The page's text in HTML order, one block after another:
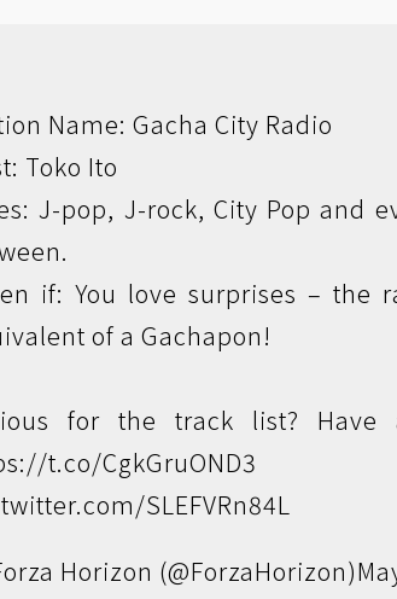
Name: Gacha City Radio
Toko Ito
J-pop, J-rock, City Pop and
if: You love surprises – the
of a Gachapon!
for the track list?
t.co/CgkGruOND3
SLEFVRn84L
Horizon (@ForzaHorizon)